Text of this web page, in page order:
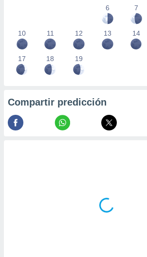
6
7
10 11 12 13 14
17 18 19
Compartir predicción